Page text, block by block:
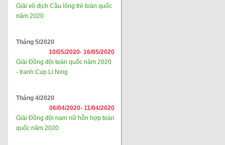
Giải vô địch Cầu lông trẻ toàn quốc
năm 2020
Tháng 5/2020
10/05/2020- 16/05/2020
Giải Đồng đội toàn quốc năm 2020
- tranh Cup Li Ning
Tháng 4/2020
06/04/2020- 11/04/2020
Giải Đồng đội nam nữ hỗn hợp toàn
quốc năm 2020